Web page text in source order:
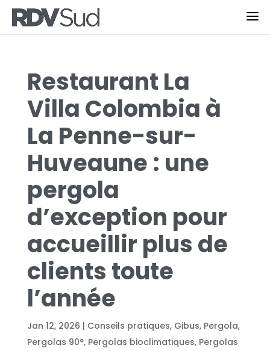
Restaurant La
Villa Colombia à
La Penne-sur-
Huveaune : une
pergola
d’exception pour
accueillir plus de
clients toute
l’année
Jan 12, 2026 | Conseils pratiques, Gibus, Pergola,
Pergolas 90°, Pergolas bioclimatiques, Pergolas